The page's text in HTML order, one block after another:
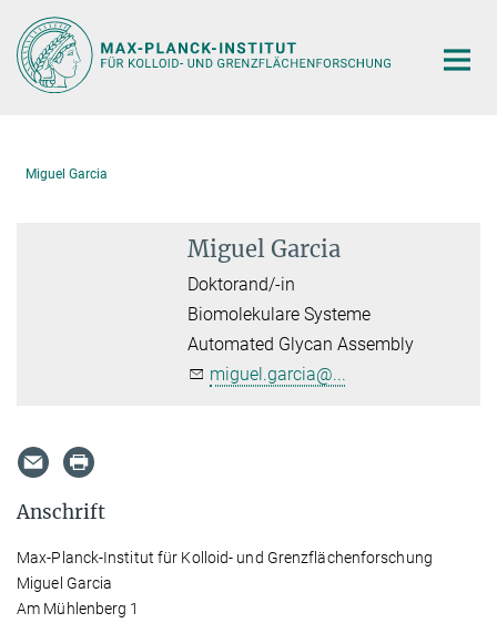
Hauptinhalt
Miguel Garcia
Miguel Garcia
Doktorand/-in
Biomolekulare Systeme
Automated Glycan Assembly
miguel.garcia@...
Anschrift
Max-Planck-Institut für Kolloid- und Grenzflächenforschung
Miguel Garcia
Am Mühlenberg 1